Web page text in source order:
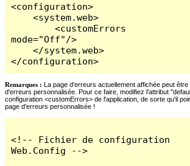
<configuration>
    <system.web>
        <customErrors
mode="Off"/>
    </system.web>
</configuration>
Remarques : La page d'erreurs actuellement affichée peut
d'erreurs personnalisée. Pour ce faire, modifiez l'attribut
configuration <customErrors> de l'application, de sorte qu'il
page d'erreurs personnalisée !
<!-- Fichier de configuration
Web.Config -->